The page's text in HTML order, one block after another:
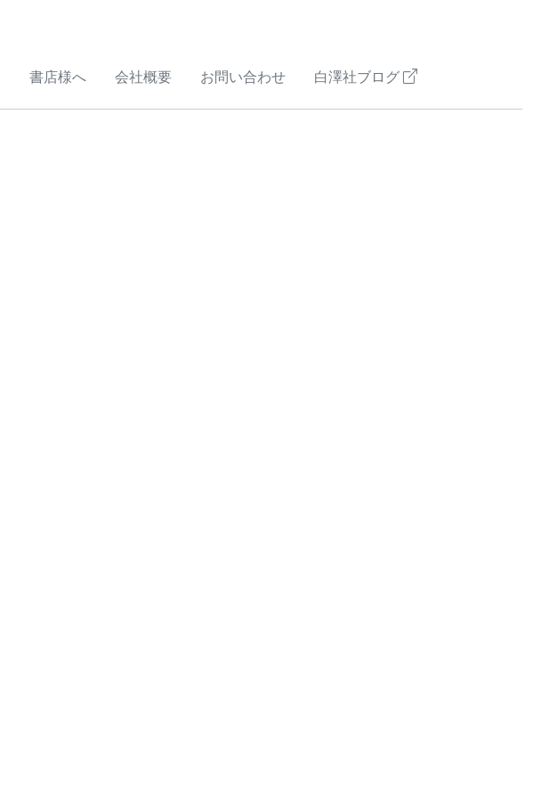
書店様へ 会社概要 お問い合わせ 白澤社ブログ